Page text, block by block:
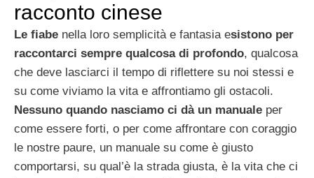
racconto cinese
Le fiabe nella loro semplicità e fantasia esistono per
raccontarci sempre qualcosa di profondo, qualcosa
che deve lasciarci il tempo di riflettere su noi stessi e
su come viviamo la vita e affrontiamo gli ostacoli.
Nessuno quando nasciamo ci dà un manuale per
come essere forti, o per come affrontare con coraggio
le nostre paure, un manuale su come è giusto
comportarsi, su qual’è la strada giusta, è la vita che ci